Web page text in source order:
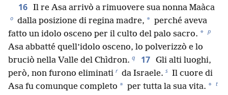
16 Il re Asa arrivò a rimuovere sua nonna Maàca
o dalla posizione di regina madre, * perché aveva
fatto un idolo osceno per il culto del palo sacro. * p
Asa abbatté quell’idolo osceno, lo polverizzò e lo
bruciò nella Valle del Chìdron. q 17 Gli alti luoghi,
però, non furono eliminati r da Israele. s Il cuore di
Asa fu comunque completo * per tutta la sua vita. * t